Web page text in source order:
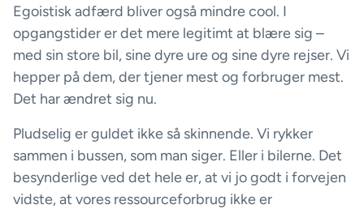
Egoistisk adfærd bliver også mindre cool. I
opgangstider er det mere legitimt at blære sig –
med sin store bil, sine dyre ure og sine dyre rejser. Vi
hepper på dem, der tjener mest og forbruger mest.
Det har ændret sig nu.
Pludselig er guldet ikke så skinnende. Vi rykker
sammen i bussen, som man siger. Eller i bilerne. Det
besynderlige ved det hele er, at vi jo godt i forvejen
vidste, at vores ressourceforbrug ikke er